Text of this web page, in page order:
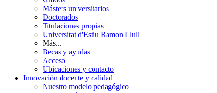
Másters universitarios
Doctorados
Titulaciones propias
Universitat d'Estiu Ramon Llull
Más...
Becas y ayudas
Acceso
Ubicaciones y contacto
Innovación docente y calidad
Nuestro modelo pedagógico